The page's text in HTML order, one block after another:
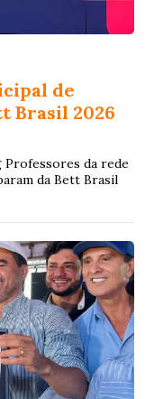
de
Brasil 2026
Professores da rede
da Bett Brasil